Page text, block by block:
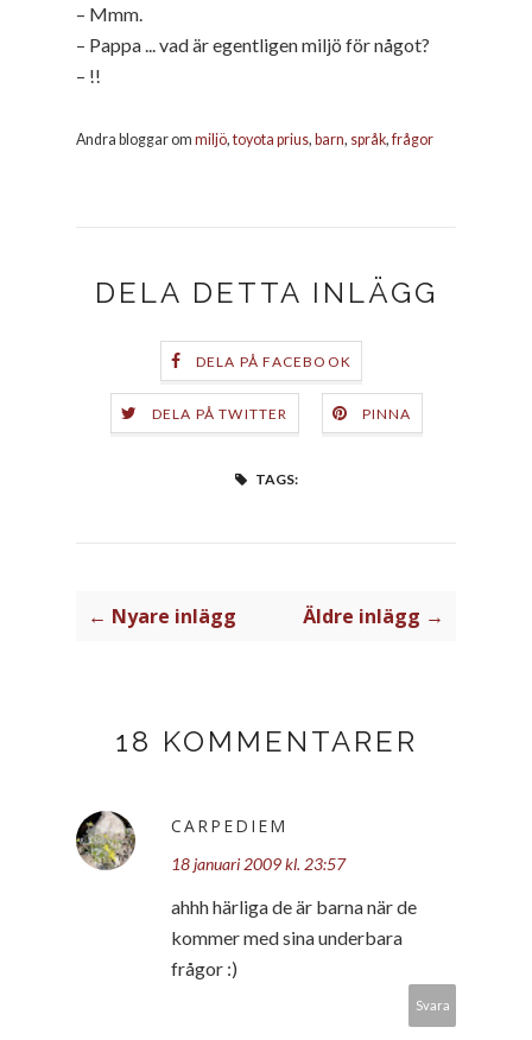
– Mmm.
– Pappa ... vad är egentligen miljö för något?
– !!
Andra bloggar om miljö, toyota prius, barn, språk,frågor
DELA DETTA INLÄGG
DELA PÅ FACEBOOK
DELA PÅ TWITTER PINNA
TAGS:
← Nyare inlägg Äldre inlägg →
18 KOMMENTARER
CARPEDIEM
18 januari 2009 kl. 23:57
ahhh härliga de är barna när de
kommer med sina underbara
frågor :)
Svara